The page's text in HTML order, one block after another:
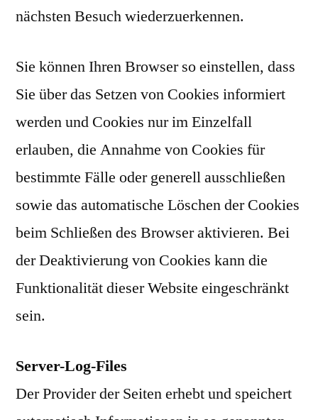
nächsten Besuch wiederzuerkennen.
Sie können Ihren Browser so einstellen, dass
Sie über das Setzen von Cookies informiert
werden und Cookies nur im Einzelfall
erlauben, die Annahme von Cookies für
bestimmte Fälle oder generell ausschließen
sowie das automatische Löschen der Cookies
beim Schließen des Browser aktivieren. Bei
der Deaktivierung von Cookies kann die
Funktionalität dieser Website eingeschränkt
sein.
Server-Log-Files
Der Provider der Seiten erhebt und speichert